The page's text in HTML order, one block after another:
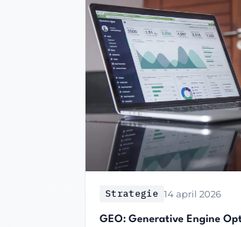
Strategie 14 april 2026
GEO: Generative Engine